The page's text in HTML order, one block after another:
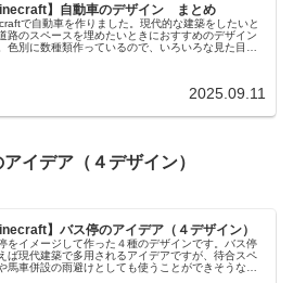
】自動車のデザイン まとめ
で自動車を作りました。現代的な建築をしたいと
路のスペースを埋めたいときにおすすめのデザイン
色別に数種類作っているので、いろいろな見た目の
2025.09.11
イデア（４デザイン）
】バス停のアイデア（４デザイン）
をイメージして作った４種のデザインです。バス停
ば現代建築で多用されるアイデアですが、待合スペ
馬車併設の雨避けとしても使うことができそうな見